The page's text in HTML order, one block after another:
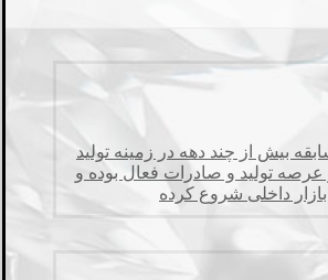
بیش از چند دهه در زمینه تولید
تولید و صادرات فعال بوده و
داخلی شروع کرده